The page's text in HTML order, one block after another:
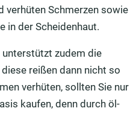
verhüten Schmerzen sowie
in der Scheidenhaut.
zudem die
reißen dann nicht so
verhüten, sollten Sie nur
kaufen, denn durch öl-